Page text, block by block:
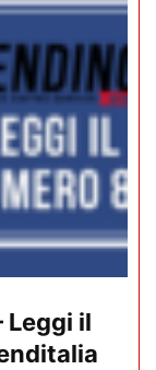
Leggi il